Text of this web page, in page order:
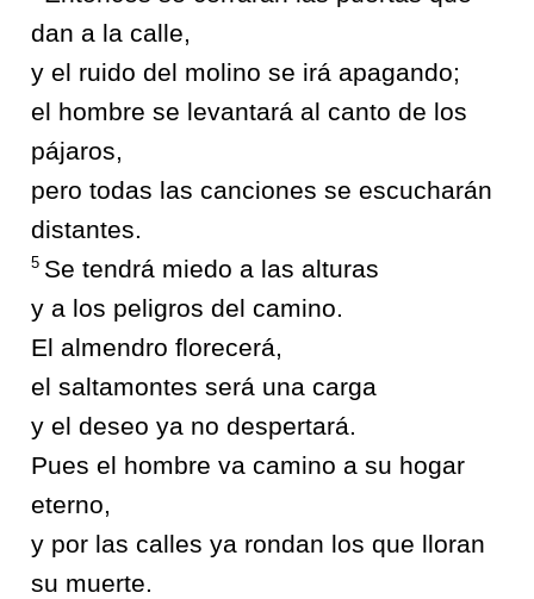
dan a la calle,
y el ruido del molino se irá apagando;
el hombre se levantará al canto de los
pájaros,
pero todas las canciones se escucharán
distantes.
5 Se tendrá miedo a las alturas
y a los peligros del camino.
El almendro florecerá,
el saltamontes será una carga
y el deseo ya no despertará.
Pues el hombre va camino a su hogar
eterno,
y por las calles ya rondan los que lloran
su muerte.